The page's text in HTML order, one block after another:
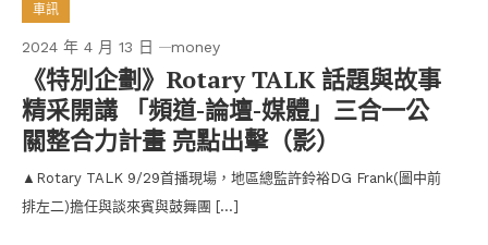
車訊
2024 年 4 月 13 日 money
《特別企劃》Rotary TALK 話題與故事
精采開講 「頻道-論壇-媒體」三合一公
關整合力計畫 亮點出擊（影）
▲Rotary TALK 9/29首播現場，地區總監許鈴裕DG Frank(圖中前
排左二)擔任與談來賓與鼓舞團 […]